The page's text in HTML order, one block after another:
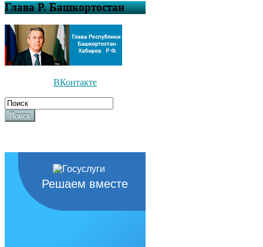
Глава Р. Башкортостан
ВКонтакте
Поиск
Решаем вместе